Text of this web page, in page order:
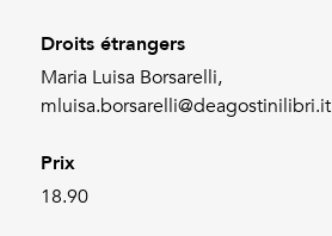
Droits étrangers
Maria Luisa Borsarelli,
mluisa.borsarelli@deagostinilibri.it
Prix
18.90